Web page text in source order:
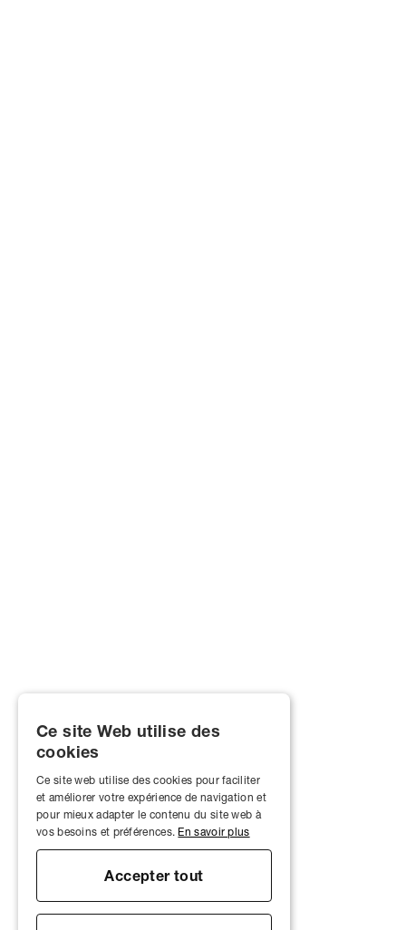
Ce site Web utilise des
cookies
Ce site web utilise des cookies pour faciliter
et améliorer votre expérience de navigation et
pour mieux adapter le contenu du site web à
vos besoins et préférences. En savoir plus
Accepter tout